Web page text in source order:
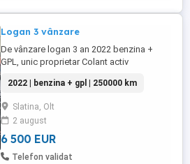
Logan 3 vânzare
De vânzare logan 3 an 2022 benzina +
GPL, unic proprietar Colant activ
2022 | benzina + gpl | 250000 km
Slatina, Olt
2 august
6 500 EUR
Telefon validat